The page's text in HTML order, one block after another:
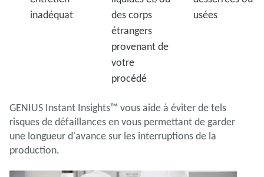
inadéquat
des corps
étrangers
provenant de
votre
procédé
usées
GENIUS Instant Insights™ vous aide à éviter de tels
risques de défaillances en vous permettant de garder
une longueur d'avance sur les interruptions de la
production.